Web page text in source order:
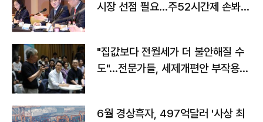
시장 선점 필요…주52시간제 손봐
"집값보다 전월세가 더 불안해질 수
도"…전문가들, 세제개편안 부작용
6월 경상흑자, 497억달러 '사상 최